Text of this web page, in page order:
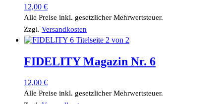
12,00 €
Alle Preise inkl. gesetzlicher Mehrwertsteuer.
Zzgl. Versandkosten
FIDELITY Magazin Nr. 6
12,00 €
Alle Preise inkl. gesetzlicher Mehrwertsteuer.